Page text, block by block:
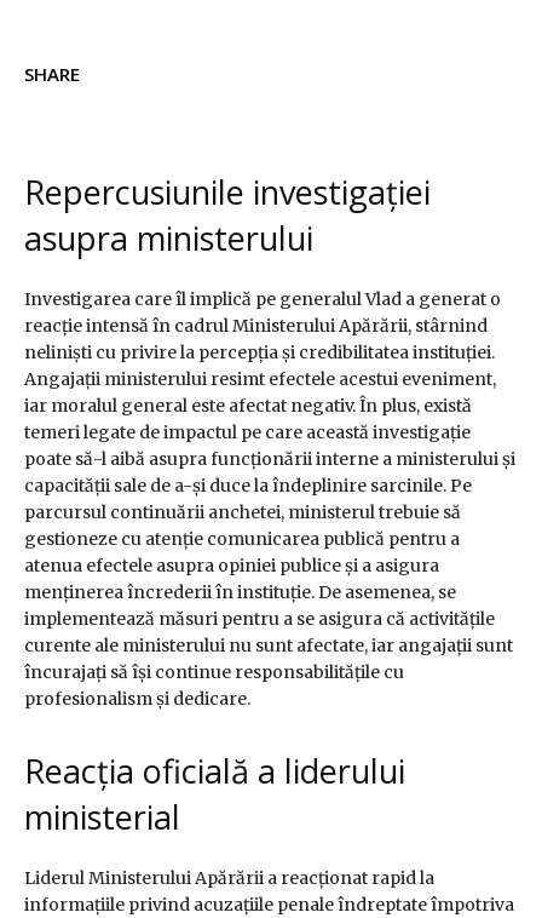
SHARE
Repercusiunile investigației
asupra ministerului
Investigarea care îl implică pe generalul Vlad a generat o
reacție intensă în cadrul Ministerului Apărării, stârnind
neliniști cu privire la percepția și credibilitatea instituției.
Angajații ministerului resimt efectele acestui eveniment,
iar moralul general este afectat negativ. În plus, există
temeri legate de impactul pe care această investigație
poate să-l aibă asupra funcționării interne a ministerului și
capacității sale de a-și duce la îndeplinire sarcinile. Pe
parcursul continuării anchetei, ministerul trebuie să
gestioneze cu atenție comunicarea publică pentru a
atenua efectele asupra opiniei publice și a asigura
menținerea încrederii în instituție. De asemenea, se
implementează măsuri pentru a se asigura că activitățile
curente ale ministerului nu sunt afectate, iar angajații sunt
încurajați să își continue responsabilitățile cu
profesionalism și dedicare.
Reacția oficială a liderului
ministerial
Liderul Ministerului Apărării a reacționat rapid la
informațiile privind acuzațiile penale îndreptate împotriva